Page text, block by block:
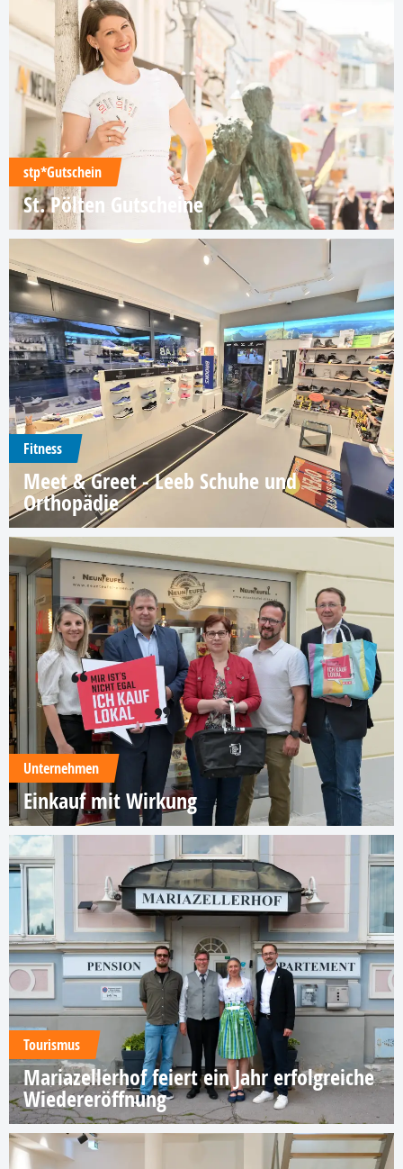
stp*Gutschein
St. Pölten Gutscheine
Fitness
Meet & Greet - Leeb Schuhe und
Orthopädie
Unternehmen
Einkauf mit Wirkung
Tourismus
Mariazellerhof feiert ein Jahr erfolgreiche
Wiedereröffnung